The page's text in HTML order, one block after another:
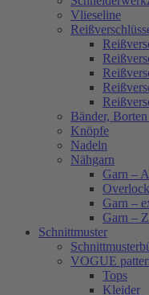
Vlieseline
Bänder,
Knöpfe
Nadeln
Nähgarn
Garn –
Garn –
Garn –
Schnittmuster
VOGUE
Tops
Kleider